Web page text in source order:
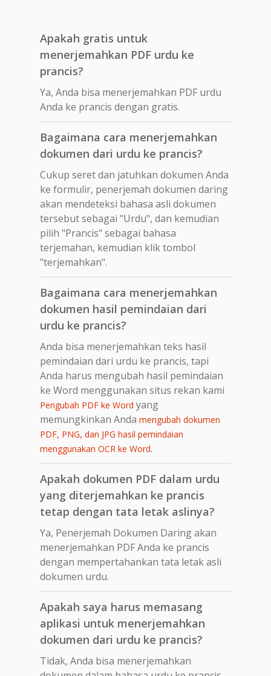
Apakah gratis untuk
menerjemahkan PDF urdu ke
prancis?
Ya, Anda bisa menerjemahkan PDF urdu
Anda ke prancis dengan gratis.
Bagaimana cara menerjemahkan
dokumen dari urdu ke prancis?
Cukup seret dan jatuhkan dokumen Anda
ke formulir, penerjemah dokumen daring
akan mendeteksi bahasa asli dokumen
tersebut sebagai "Urdu", dan kemudian
pilih "Prancis" sebagai bahasa
terjemahan, kemudian klik tombol
"terjemahkan".
Bagaimana cara menerjemahkan
dokumen hasil pemindaian dari
urdu ke prancis?
Anda bisa menerjemahkan teks hasil
pemindaian dari urdu ke prancis, tapi
Anda harus mengubah hasil pemindaian
ke Word menggunakan situs rekan kami
Pengubah PDF ke Word yang
memungkinkan Anda mengubah dokumen
PDF, PNG, dan JPG hasil pemindaian
menggunakan OCR ke Word.
Apakah dokumen PDF dalam urdu
yang diterjemahkan ke prancis
tetap dengan tata letak aslinya?
Ya, Penerjemah Dokumen Daring akan
menerjemahkan PDF Anda ke prancis
dengan mempertahankan tata letak asli
dokumen urdu.
Apakah saya harus memasang
aplikasi untuk menerjemahkan
dokumen dari urdu ke prancis?
Tidak, Anda bisa menerjemahkan